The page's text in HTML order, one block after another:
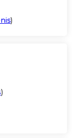
)
)